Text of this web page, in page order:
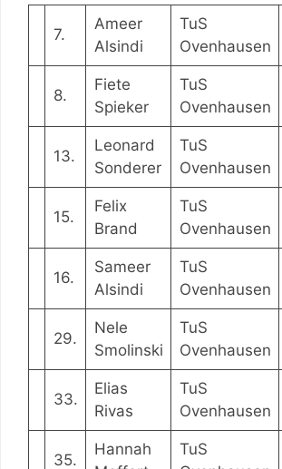
7.
Ameer
Alsindi
TuS
Ovenhausen
8.
Fiete
Spieker
TuS
Ovenhausen
13.
Leonard
Sonderer
TuS
Ovenhausen
15.
Felix
Brand
TuS
Ovenhausen
16.
Sameer
Alsindi
TuS
Ovenhausen
29.
Nele
Smolinski
TuS
Ovenhausen
33.
Elias
Rivas
TuS
Ovenhausen
35.
Hannah
TuS